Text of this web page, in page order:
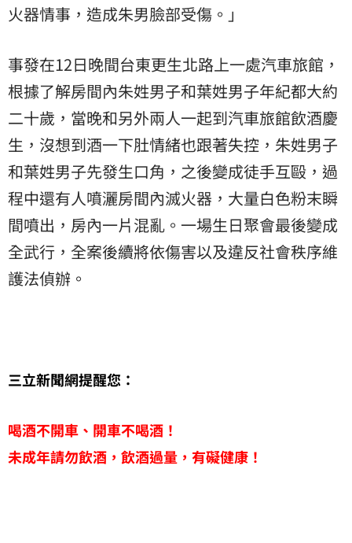
火器情事，造成朱男臉部受傷。」
事發在12日晚間台東更生北路上一處汽車旅館，
根據了解房間內朱姓男子和葉姓男子年紀都大約
二十歲，當晚和另外兩人一起到汽車旅館飲酒慶
生，沒想到酒一下肚情緒也跟著失控，朱姓男子
和葉姓男子先發生口角，之後變成徒手互毆，過
程中還有人噴灑房間內滅火器，大量白色粉末瞬
間噴出，房內一片混亂。一場生日聚會最後變成
全武行，全案後續將依傷害以及違反社會秩序維
護法偵辦。
三立新聞網提醒您：
喝酒不開車、開車不喝酒！
未成年請勿飲酒，飲酒過量，有礙健康！